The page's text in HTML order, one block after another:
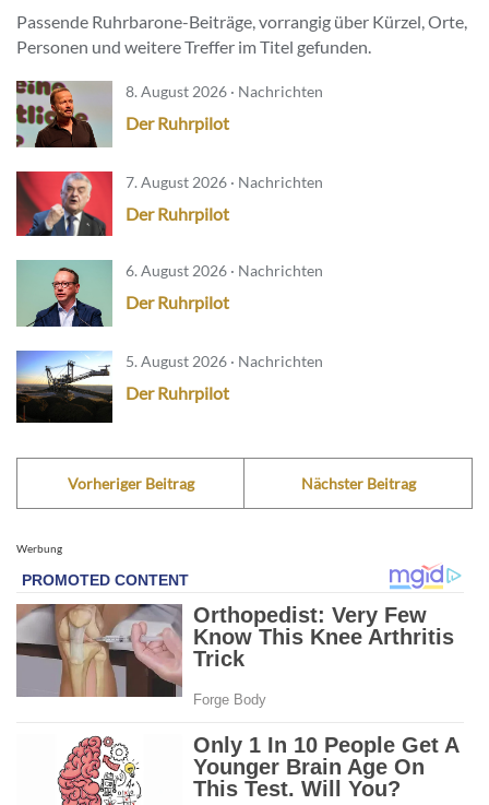
Passende Ruhrbarone-Beiträge, vorrangig über Kürzel, Orte,
Personen und weitere Treffer im Titel gefunden.
8. August 2026 · Nachrichten
Der Ruhrpilot
7. August 2026 · Nachrichten
Der Ruhrpilot
6. August 2026 · Nachrichten
Der Ruhrpilot
5. August 2026 · Nachrichten
Der Ruhrpilot
Vorheriger Beitrag Nächster Beitrag
Werbung